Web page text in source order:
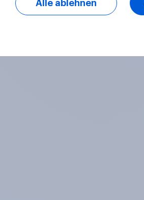
Alle ablehnen